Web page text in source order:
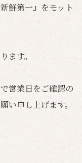
鮮第一』をモット
ます。
営業日をご確認の
い申し上げます。